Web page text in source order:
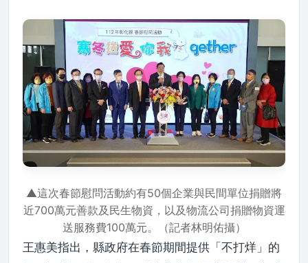
▲這次春節慰問活動約有50個企業與民間單位捐贈將
近700萬元善款及民生物資，以及物流公司捐贈物資運
送服務費100萬元。（記者林明佑攝）
王惠美指出，縣政府在春節期間提供「不打烊」的